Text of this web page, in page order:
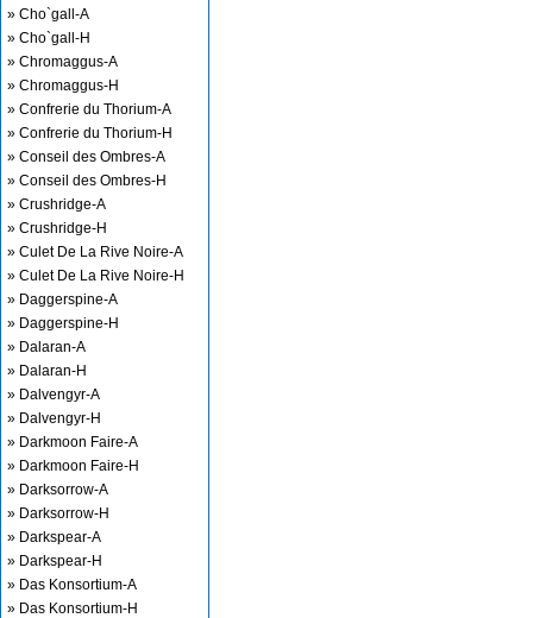
» Cho`gall-A
» Cho`gall-H
» Chromaggus-A
» Chromaggus-H
» Confrerie du Thorium-A
» Confrerie du Thorium-H
» Conseil des Ombres-A
» Conseil des Ombres-H
» Crushridge-A
» Crushridge-H
» Culet De La Rive Noire-A
» Culet De La Rive Noire-H
» Daggerspine-A
» Daggerspine-H
» Dalaran-A
» Dalaran-H
» Dalvengyr-A
» Dalvengyr-H
» Darkmoon Faire-A
» Darkmoon Faire-H
» Darksorrow-A
» Darksorrow-H
» Darkspear-A
» Darkspear-H
» Das Konsortium-A
» Das Konsortium-H